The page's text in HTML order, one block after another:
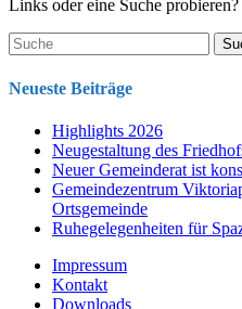
Links oder eine Suche probieren?
Suche
nach:
Neueste Beiträge
Highlights 2026
Neugestaltung des
Neuer Gemeinderat ist
Gemeindezentrum
Ortsgemeinde
Ruhegelegenheiten für
Impressum
Kontakt
Downloads